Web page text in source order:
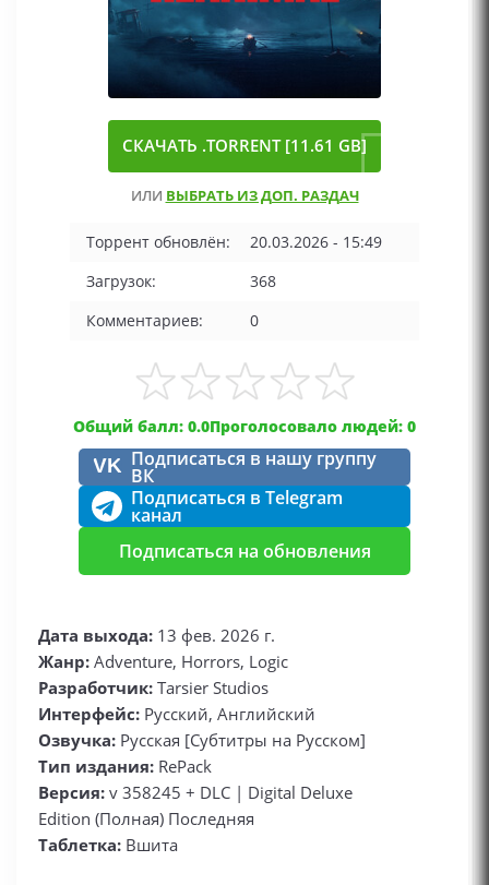
СКАЧАТЬ .TORRENT [11.61 GB]
ИЛИ ВЫБРАТЬ ИЗ ДОП. РАЗДАЧ
Торрент обновлён:
20.03.2026 - 15:49
Загрузок:
368
Комментариев:
0
Общий балл: 0.0Проголосовало людей: 0
VK Подписаться в нашу группу
ВК
Подписаться в Telegram
канал
Подписаться на обновления
Дата выхода: 13 фев. 2026 г.
Жанр: Adventure, Horrors, Logic
Разработчик: Tarsier Studios
Интерфейс: Русский, Английский
Озвучка: Русская [Субтитры на Русском]
Тип издания: RePack
Версия: v 358245 + DLC | Digital Deluxe
Edition (Полная) Последняя​​​​​​​
Таблетка: Вшита